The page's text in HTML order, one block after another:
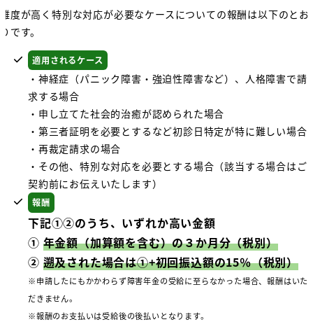
難度が高く特別な対応が必要なケースについての報酬は以下のとお
りです。
適用されるケース
・神経症（パニック障害・強迫性障害など）、人格障害で請
求する場合
・申し立てた社会的治癒が認められた場合
・第三者証明を必要とするなど初診日特定が特に難しい場合
・再裁定請求の場合
・その他、特別な対応を必要とする場合（該当する場合はご
契約前にお伝えいたします）
報酬
下記①②のうち、いずれか高い金額
① 年金額（加算額を含む）の３か月分（税別）
② 遡及された場合は①+初回振込額の15％（税別）
※申請したにもかかわらず障害年金の受給に至らなかった場合、報酬はいた
だきません。
※報酬のお支払いは受給後の後払いとなります。